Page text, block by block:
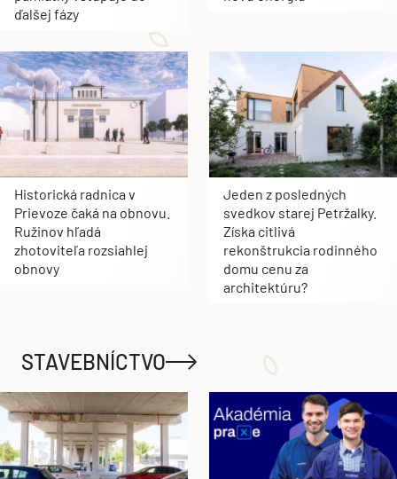
ďalšej fázy
Historická radnica v
Prievoze čaká na obnovu.
Ružinov hľadá
zhotoviteľa rozsiahlej
obnovy
Jeden z posledných
svedkov starej Petržalky.
Získa citlivá
rekonštrukcia rodinného
domu cenu za
architektúru?
STAVEBNÍCTVO